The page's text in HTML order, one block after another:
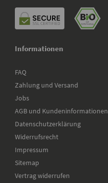
Informationen
FAQ
Zahlung und Versand
Jobs
AGB und Kundeninformationen
Datenschutzerklärung
Widerrufsrecht
Impressum
Sitemap
Vertrag widerrufen